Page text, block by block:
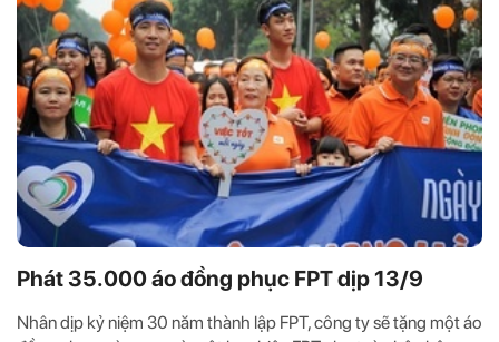
Phát 35.000 áo đồng phục FPT dịp 13/9
Nhân dịp kỷ niệm 30 năm thành lập FPT, công ty sẽ tặng một áo